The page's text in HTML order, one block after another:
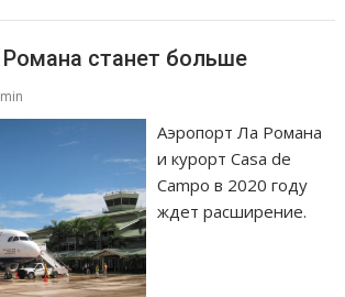
т
ьстанет больше
Аэропорт Ла Романа
и курорт Casa de
Campo в 2020 году
ждет расширение.